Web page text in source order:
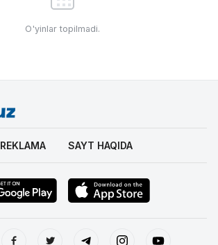
O'yinlar topilmadi.
REKLAMA SAYT HAQIDA